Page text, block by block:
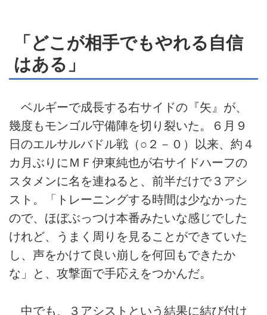
「どこが相手でもやれる自信
はある」
ベルギーで成長する右サイドの『矢』が、
幾度もモンゴル守備陣を切り裂いた。６月９
日のエルサルバドル戦（○２－０）以来、約４
カ月ぶりにＭＦ伊東純也が右サイドハーフの
スタメンに名を連ねると、前半だけで３アシ
スト。「トレーニングする時間は少なかった
ので、ほぼぶっつけ本番みたいな感じでした
けれど、うまく周りを見ることができていた
し、声をかけて良い崩しを何回もできたか
な」と、攻撃面で手応えをつかんだ。
中でも、３アシストという結果に結び付け